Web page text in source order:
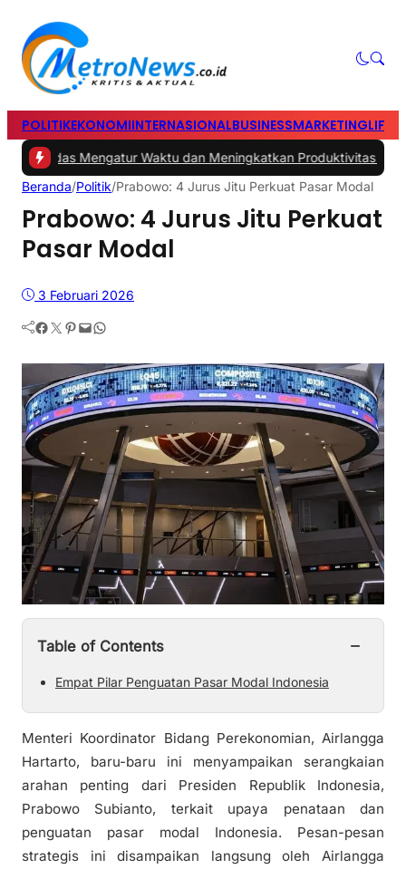
POLITIKEKONOMIINTERNASIONALBUSINESSMARKETING
Cerdas Mengatur Waktu dan Meningkatkan Produktivitas saat
Beranda/Politik/Prabowo: 4 Jurus Jitu Perkuat Pasar Modal
Prabowo: 4 Jurus Jitu Perkuat
Pasar Modal
3 Februari 2026
Facebook Twitter Pinterest Mail WhatsApp
Table of Contents −
Empat Pilar Penguatan Pasar Modal Indonesia
Menteri Koordinator Bidang Perekonomian, Airlangga
Hartarto, baru-baru ini menyampaikan serangkaian
arahan penting dari Presiden Republik Indonesia,
Prabowo Subianto, terkait upaya penataan dan
penguatan pasar modal Indonesia. Pesan-pesan
strategis ini disampaikan langsung oleh Airlangga